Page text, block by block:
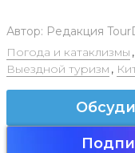
Автор: Редакция
Погода и катаклизмы ,
Выездной туризм ,